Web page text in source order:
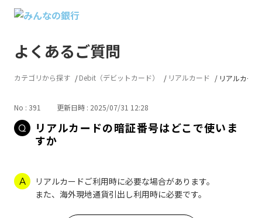
よくあるご質問
カテゴリから探す Debit（デビットカード） リアルカード リアルカー
No : 391 更新日時 : 2025/07/31 12:28
リアルカードの暗証番号はどこで使いま
すか
リアルカードご利用時に必要な場合があります。
また、海外現地通貨引出し利用時に必要です。